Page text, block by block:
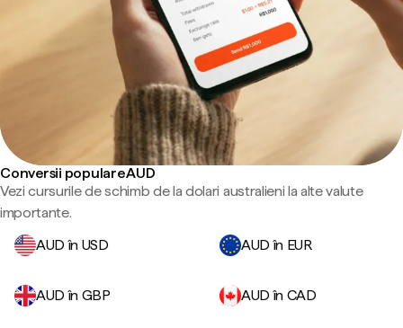
Conversii populare AUD
Vezi cursurile de schimb de la dolari australieni la alte valute
importante.
AUD în USD
AUD în EUR
AUD în GBP AUD în CAD